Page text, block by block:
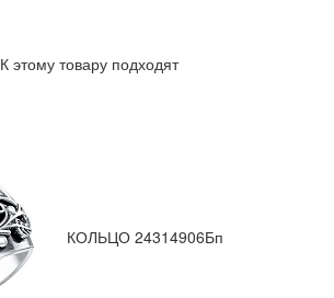
К этому товару подходят
КОЛЬЦО 24314906Бп